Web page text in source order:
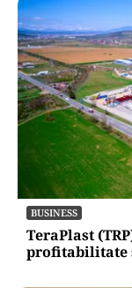
BUSINESS
TeraPlast
profitabilitate